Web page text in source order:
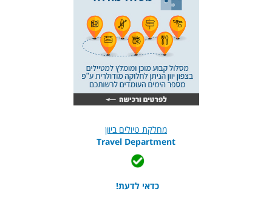
מחלקת טיולים ביוון
Travel Department
כדאי לדעת!